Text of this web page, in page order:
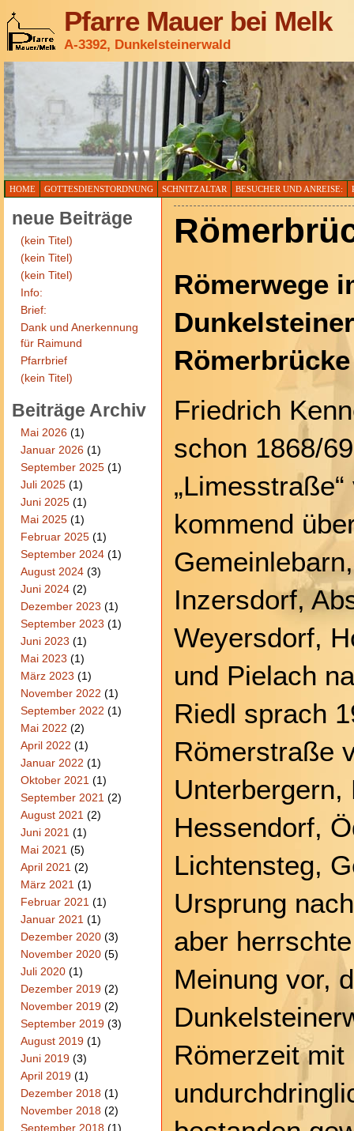
Pfarre Mauer bei Melk
A-3392, Dunkelsteinerwald
HOME GOTTESDIENSTORDNUNG SCHNITZALTAR BESUCHER UND ANREISE:
neue Beiträge
(kein Titel)
(kein Titel)
(kein Titel)
Info:
Brief:
Dank und Anerkennung
für Raimund
Pfarrbrief
(kein Titel)
Beiträge Archiv
Mai 2026(1)
Januar 2026(1)
September 2025(1)
Juli 2025(1)
Juni 2025(1)
Mai 2025(1)
Februar 2025(1)
September 2024(1)
August 2024(3)
Juni 2024(2)
Dezember 2023 (1)
September 2023 (1)
Juni 2023 (1)
Mai 2023 (1)
März 2023 (1)
November 2022 (1)
September 2022 (1)
Mai 2022 (2)
April 2022 (1)
Januar 2022 (1)
Oktober 2021 (1)
September 2021 (2)
August 2021 (2)
Juni 2021 (1)
Mai 2021 (5)
April 2021 (2)
März 2021 (1)
Februar 2021 (1)
Januar 2021 (1)
Dezember 2020(3)
November 2020(5)
Juli 2020(1)
Dezember 2019(2)
November 2019(2)
September 2019(3)
August 2019(1)
Juni 2019(3)
April 2019(1)
Dezember 2018(1)
November 2018(2)
September 2018(1)
Römerwege
Römerbrücke
Friedrich
schon 1868/
kommend
Inzersdorf,
Weyersdorf,
und Pielach
Riedl sprach
Römerstraße
Unterbergern,
Hessendorf,
Lichtensteg,
Ursprung
aber
Meinung vor,
Römerzeit mit